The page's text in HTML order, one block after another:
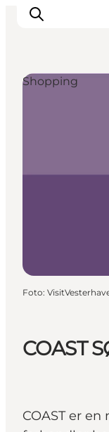
Mad &
COAST
COAST er
Shopping
Foto: